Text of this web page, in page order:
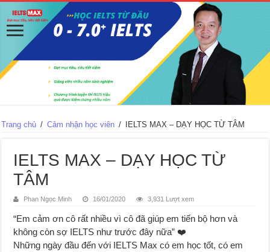
Trang chủ / Cảm nhận học viên / IELTS MAX – DẠY HỌC TỪ TÂM
IELTS MAX – DẠY HỌC TỪ
TÂM
Phan Ngọc Minh 16/01/2020 3,931 Lượt xem
“Em cảm ơn cô rất nhiều vì cô đã giúp em tiến bộ hơn và
không còn sợ IELTS như trước đây nữa”❤️
Những ngày đầu đến với IELTS Max có em học tốt, có em